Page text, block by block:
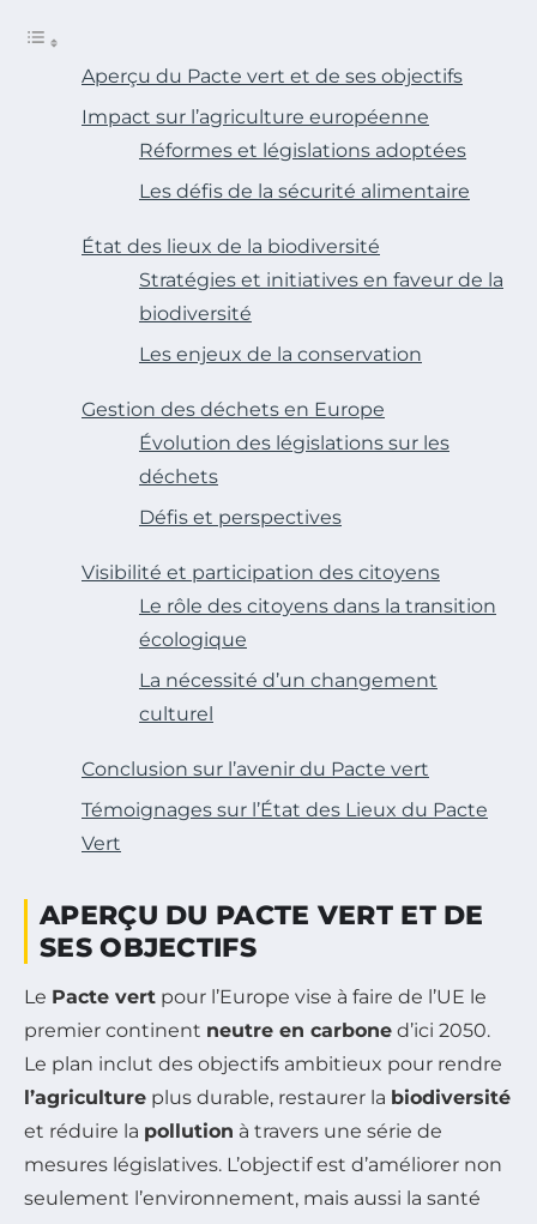
Aperçu du Pacte vert et de ses objectifs
Impact sur l’agriculture européenne
Réformes et législations adoptées
Les défis de la sécurité alimentaire
État des lieux de la biodiversité
Stratégies et initiatives en faveur de la
biodiversité
Les enjeux de la conservation
Gestion des déchets en Europe
Évolution des législations sur les
déchets
Défis et perspectives
Visibilité et participation des citoyens
Le rôle des citoyens dans la transition
écologique
La nécessité d’un changement
culturel
Conclusion sur l’avenir du Pacte vert
Témoignages sur l’État des Lieux du Pacte
Vert
APERÇU DU PACTE VERT ET DE
SES OBJECTIFS
Le Pacte vert pour l’Europe vise à faire de l’UE le
premier continent neutre en carbone d’ici 2050.
Le plan inclut des objectifs ambitieux pour rendre
l’agriculture plus durable, restaurer la biodiversité
et réduire la pollution à travers une série de
mesures législatives. L’objectif est d’améliorer non
seulement l’environnement, mais aussi la santé